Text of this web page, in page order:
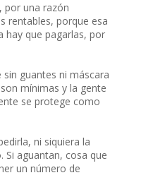
por una razón
rentables, porque esa
hay que pagarlas, por
guantes ni máscara
mínimas y la gente
se protege como
ni siquiera la
aguantan, cosa que
un número de